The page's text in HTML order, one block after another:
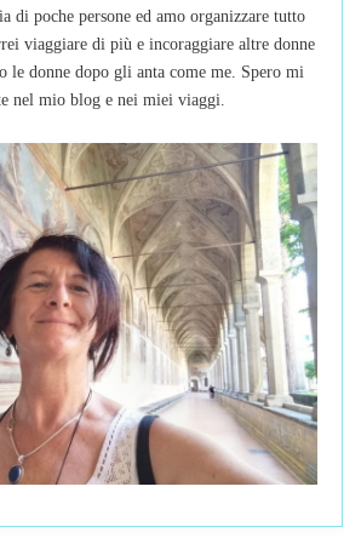
di poche persone ed amo organizzare tutto
viaggiare di più e incoraggiare altre donne
le donne dopo gli anta come me. Spero mi
nel mio blog e nei miei viaggi.